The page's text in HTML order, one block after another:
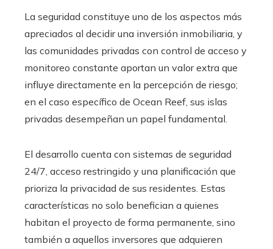
La seguridad constituye uno de los aspectos más
apreciados al decidir una inversión inmobiliaria, y
las comunidades privadas con control de acceso y
monitoreo constante aportan un valor extra que
influye directamente en la percepción de riesgo;
en el caso específico de Ocean Reef, sus islas
privadas desempeñan un papel fundamental.
El desarrollo cuenta con sistemas de seguridad
24/7, acceso restringido y una planificación que
prioriza la privacidad de sus residentes. Estas
características no solo benefician a quienes
habitan el proyecto de forma permanente, sino
también a aquellos inversores que adquieren